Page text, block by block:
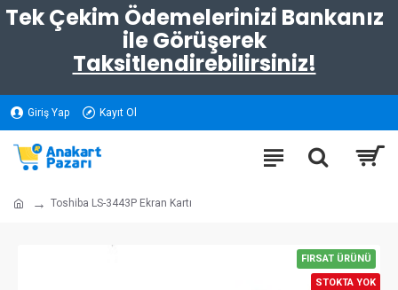
Tek Çekim Ödemelerinizi Bankanız
ile Görüşerek
Taksitlendirebilirsiniz!
Giriş Yap Kayıt Ol
Toshiba LS-3443P Ekran Kartı
FIRSAT ÜRÜNÜ
STOKTA YOK